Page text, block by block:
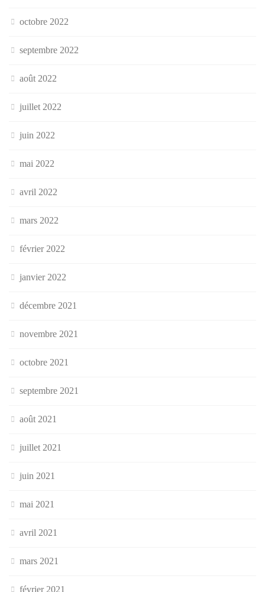
octobre 2022
septembre 2022
août 2022
juillet 2022
juin 2022
mai 2022
avril 2022
mars 2022
février 2022
janvier 2022
décembre 2021
novembre 2021
octobre 2021
septembre 2021
août 2021
juillet 2021
juin 2021
mai 2021
avril 2021
mars 2021
février 2021